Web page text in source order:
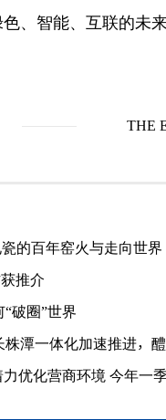
、智能、互联的未
THE
的百年窑火与走向世界
推介
破圈”世界
潭一体化加速推进，
力优化营商环境 今年一